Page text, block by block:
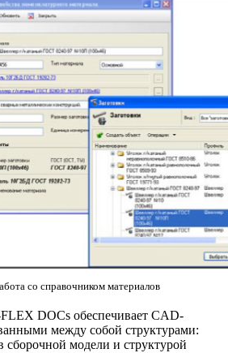
со справочником материалов
DOCs обеспечивает CAD-
между собой структурами:
сборочной модели и структурой